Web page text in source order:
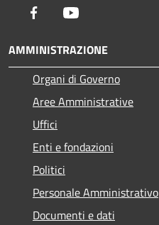
Facebook
AMMINISTRAZIONE
Organi di Governo
Aree Amministrative
Uffici
Enti e fondazioni
Politici
Personale Amministrativo
Documenti e dati